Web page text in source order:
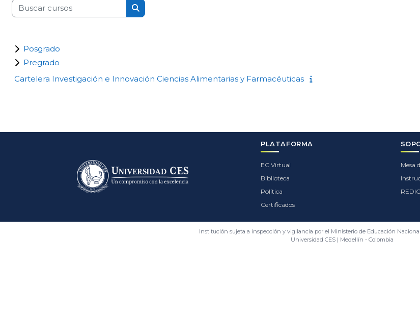
Buscar cursos
Buscar cursos
Posgrado
Pregrado
Cartelera Investigación e Innovación Ciencias Alimentarias y Farmacéuticas
PLATAFORMA
EC Virtual
Biblioteca
Política
Certificados
Mesa
Institución sujeta a inspección y vigilancia por el Ministerio de Educación
Universidad CES | Medellín - Colombia